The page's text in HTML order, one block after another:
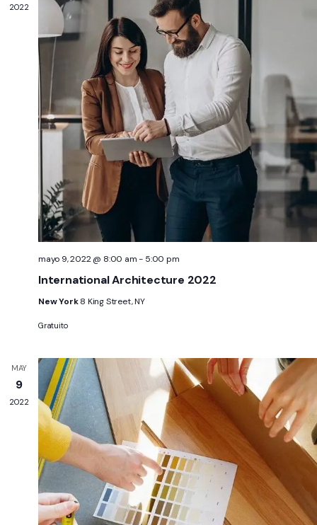
2022
mayo 9, 2022 @ 8:00 am- 5:00 pm
International Architecture 2022
New York8 King Street, NY
Gratuito
MAY
9
2022